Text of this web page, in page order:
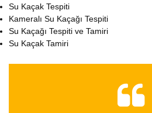
Su Kaçak Tespiti
Kameralı Su Kaçağı Tespiti
Su Kaçağı Tespiti ve Tamiri
Su Kaçak Tamiri